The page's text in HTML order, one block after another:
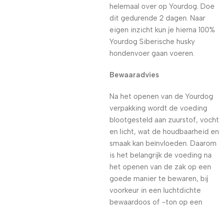
helemaal over op Yourdog. Doe
dit gedurende 2 dagen. Naar
eigen inzicht kun je hierna 100%
Yourdog Siberische husky
hondenvoer gaan voeren.
Bewaaradvies
Na het openen van de Yourdog
verpakking wordt de voeding
blootgesteld aan zuurstof, vocht
en licht, wat de houdbaarheid en
smaak kan beïnvloeden. Daarom
is het belangrijk de voeding na
het openen van de zak op een
goede manier te bewaren, bij
voorkeur in een luchtdichte
bewaardoos of -ton op een